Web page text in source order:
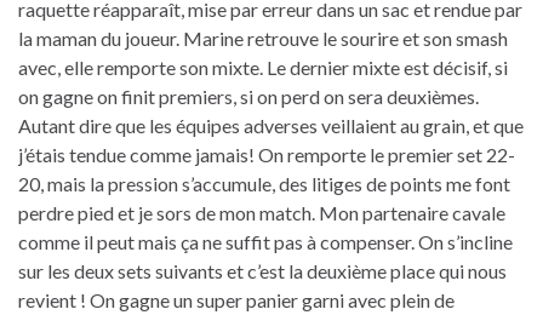
raquette réapparaît, mise par erreur dans un sac et rendue par
la maman du joueur. Marine retrouve le sourire et son smash
avec, elle remporte son mixte. Le dernier mixte est décisif, si
on gagne on finit premiers, si on perd on sera deuxièmes.
Autant dire que les équipes adverses veillaient au grain, et que
j’étais tendue comme jamais! On remporte le premier set 22-
20, mais la pression s’accumule, des litiges de points me font
perdre pied et je sors de mon match. Mon partenaire cavale
comme il peut mais ça ne suffit pas à compenser. On s’incline
sur les deux sets suivants et c’est la deuxième place qui nous
revient ! On gagne un super panier garni avec plein de